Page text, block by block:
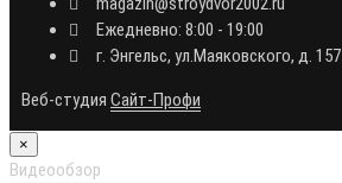
Ежедневно: 8:00 - 19:00
г. Энгельс, ул.Маяковского, д. 157
Веб-студия Сайт-Профи
×
Видеообзор